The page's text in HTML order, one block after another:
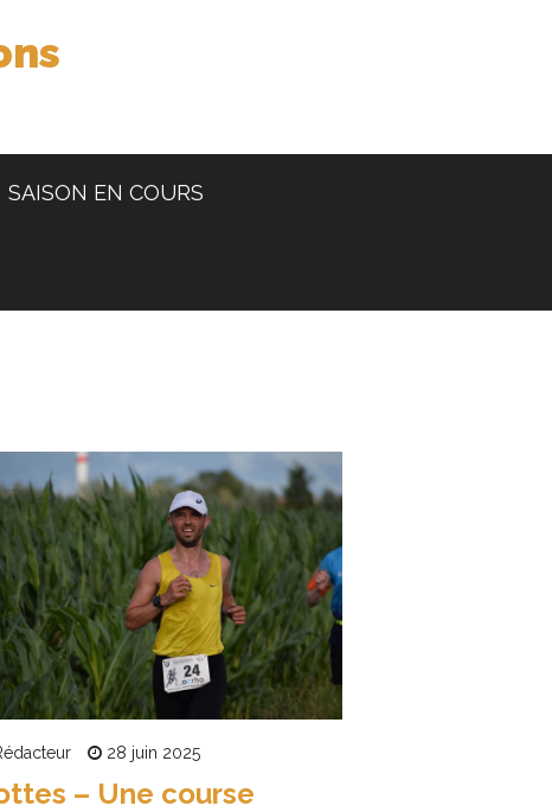
SAISON EN COURS
28 juin 2025
– Une course